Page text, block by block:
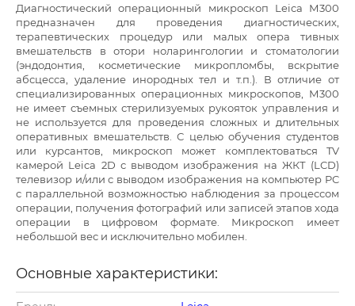
Диагностический операционный микроскоп Leica М300
предназначен для проведения диагностических,
терапевтических процедур или малых опера тивных
вмешательств в отори ноларингологии и стоматологии
(эндодонтия, косметические микропломбы, вскрытие
абсцесса, удаление инородных тел и т.п.). В отличие от
специализированных операционных микроскопов, М300
не имеет съемных стерилизуемых рукояток управления и
не используется для проведения сложных и длительных
оперативных вмешательств. С целью обучения студентов
или курсантов, микроскоп может комплектоваться TV
камерой Leica 2D с выводом изображения на ЖКТ (LCD)
телевизор и/или с выводом изображения на компьютер PC
с параллельной возможностью наблюдения за процессом
операции, получения фотографий или записей этапов хода
операции в цифровом формате. Микроскоп имеет
небольшой вес и исключительно мобилен.
Основные характеристики: